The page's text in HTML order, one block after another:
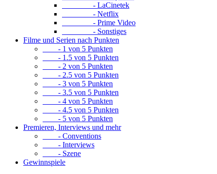
- LaCinetek
- Netflix
- Prime Video
- Sonstiges
Filme und Serien nach Punkten
- 1 von 5 Punkten
- 1.5 von 5 Punkten
- 2 von 5 Punkten
- 2.5 von 5 Punkten
- 3 von 5 Punkten
- 3.5 von 5 Punkten
- 4 von 5 Punkten
- 4.5 von 5 Punkten
- 5 von 5 Punkten
Premieren, Interviews und mehr
- Conventions
- Interviews
- Szene
Gewinnspiele